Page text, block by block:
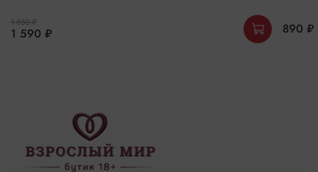
1 850 ₽
1 590 ₽ 890 ₽